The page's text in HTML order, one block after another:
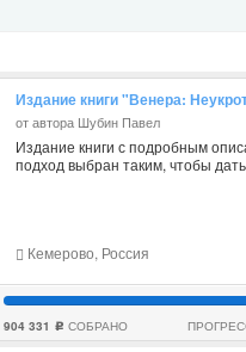
Издание книги "Венера:
от автора Шубин Павел
Издание книги с подробным
подход выбран таким, чтобы
Кемерово, Россия
904 331 c СОБРАНО